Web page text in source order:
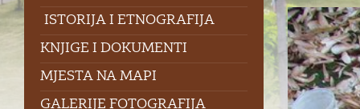
ISTORIJA I ETNOGRAFIJA
KNJIGE I DOKUMENTI
MJESTA NA MAPI
GALERIJE FOTOGRAFIJA